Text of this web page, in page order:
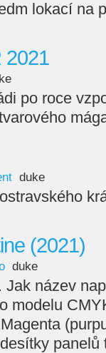
lokací na
2021
po roce
duke
(2021)
duke
Jak název
modelu